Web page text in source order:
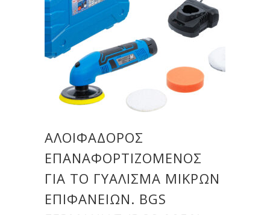
ΑΛΟΙΦΑΔΌΡΟΣ
ΕΠΑΝΑΦΟΡΤΙΖΌΜΕΝΟΣ
ΓΙΑ ΤΟ ΓΥΆΛΙΣΜΑ ΜΙΚΡΏΝ
ΕΠΙΦΑΝΕΙΏΝ. BGS